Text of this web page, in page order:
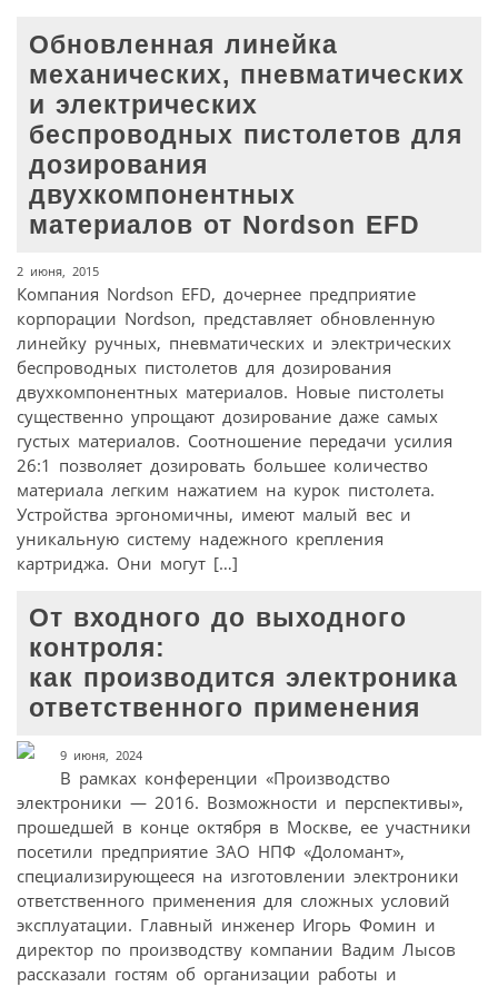
Обновленная линейка
механических, пневматических
и электрических
беспроводных пистолетов для
дозирования
двухкомпонентных
материалов от Nordson EFD
2 июня, 2015
Компания Nordson EFD, дочернее предприятие
корпорации Nordson, представляет обновленную
линейку ручных, пневматических и электрических
беспроводных пистолетов для дозирования
двухкомпонентных материалов. Новые пистолеты
существенно упрощают дозирование даже самых
густых материалов. Соотношение передачи усилия
26:1 позволяет дозировать большее количество
материала легким нажатием на курок пистолета.
Устройства эргономичны, имеют малый вес и
уникальную систему надежного крепления
картриджа. Они могут […]
От входного до выходного
контроля:
как производится электроника
ответственного применения
9 июня, 2024
В рамках конференции «Производство
электроники — 2016. Возможности и перспективы»,
прошедшей в конце октября в Москве, ее участники
посетили предприятие ЗАО НПФ «Доломант»,
специализирующееся на изготовлении электроники
ответственного применения для сложных условий
эксплуатации. Главный инженер Игорь Фомин и
директор по производству компании Вадим Лысов
рассказали гостям об организации работы и